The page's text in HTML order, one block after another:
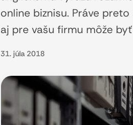
online biznisu. Práve
aj pre vašu firmu môže
31. júla 2018